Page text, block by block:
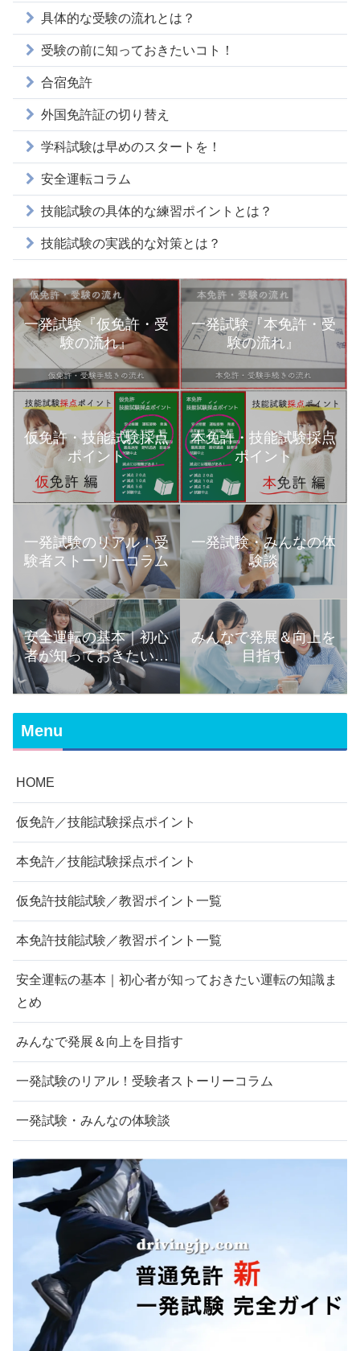
具体的な受験の流れとは？
受験の前に知っておきたいコト！
合宿免許
外国免許証の切り替え
学科試験は早めのスタートを！
安全運転コラム
技能試験の具体的な練習ポイントとは？
技能試験の実践的な対策とは？
一発試験『仮免許・受
験の流れ』
一発試験『本免許・受
験の流れ』
仮免許・技能試験採点
ポイント
本免許・技能試験採点
ポイント
一発試験のリアル！受
験者ストーリーコラム
一発試験・みんなの体
験談
安全運転の基本｜初心
者が知っておきたい運
転の知識まとめ
みんなで発展＆向上を
目指す
Menu
HOME
仮免許／技能試験採点ポイント
本免許／技能試験採点ポイント
仮免許技能試験／教習ポイント一覧
本免許技能試験／教習ポイント一覧
安全運転の基本｜初心者が知っておきたい運転の知識ま
とめ
みんなで発展＆向上を目指す
一発試験のリアル！受験者ストーリーコラム
一発試験・みんなの体験談